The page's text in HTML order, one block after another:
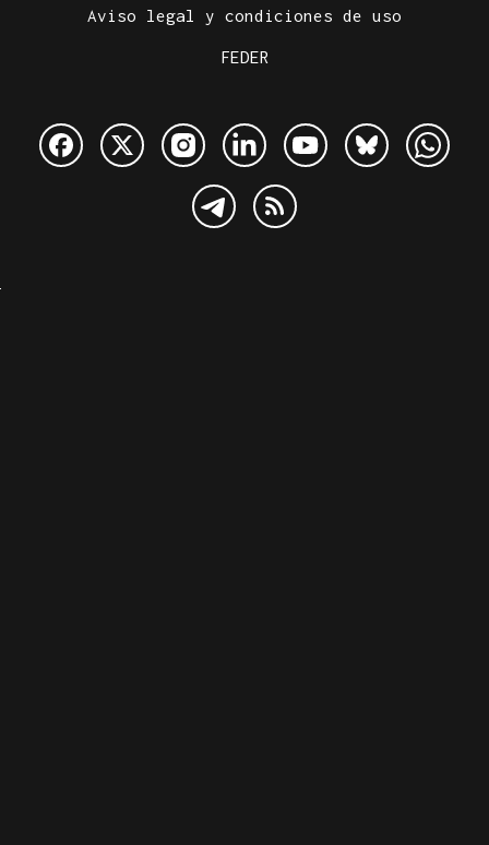
Aviso legal y condiciones de uso
FEDER